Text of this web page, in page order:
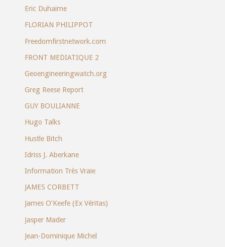
Eric Duhaime
FLORIAN PHILIPPOT
Freedomfirstnetwork.com
FRONT MEDIATIQUE 2
Geoengineeringwatch.org
Greg Reese Report
GUY BOULIANNE
Hugo Talks
Hustle Bitch
Idriss J. Aberkane
Information Très Vraie
JAMES CORBETT
James O’Keefe (Ex Véritas)
Jasper Mader
Jean-Dominique Michel